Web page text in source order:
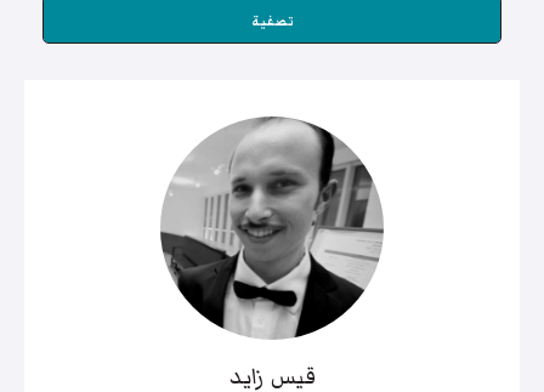
تصفية
قيس زايد